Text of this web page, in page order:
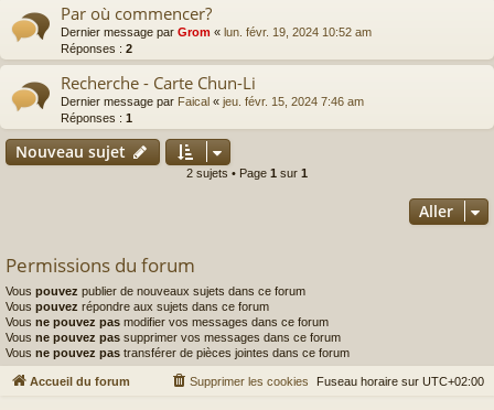
Par où commencer?
Dernier message par Grom « lun. févr. 19, 2024 10:52 am
Réponses : 2
Recherche - Carte Chun-Li
Dernier message par Faical « jeu. févr. 15, 2024 7:46 am
Réponses : 1
Nouveau sujet
2 sujets • Page 1 sur 1
Aller
Permissions du forum
Vous pouvez publier de nouveaux sujets dans ce forum
Vous pouvez répondre aux sujets dans ce forum
Vous ne pouvez pas modifier vos messages dans ce forum
Vous ne pouvez pas supprimer vos messages dans ce forum
Vous ne pouvez pas transférer de pièces jointes dans ce forum
Accueil du forum Fuseau horaire sur UTC+02:00
Supprimer les cookies